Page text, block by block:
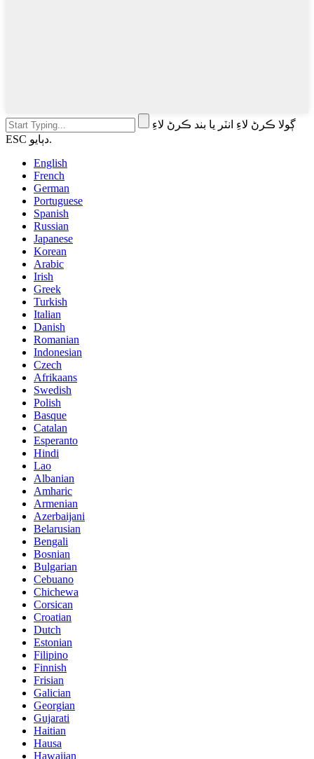
ڳولا ڪرڻ لاءِ انٽر يا بند ڪرڻ لاءِ
ESC دٻايو.
English
French
German
Portuguese
Spanish
Russian
Japanese
Korean
Arabic
Irish
Greek
Turkish
Italian
Danish
Romanian
Indonesian
Czech
Afrikaans
Swedish
Polish
Basque
Catalan
Esperanto
Hindi
Lao
Albanian
Amharic
Armenian
Azerbaijani
Belarusian
Bengali
Bosnian
Bulgarian
Cebuano
Chichewa
Corsican
Croatian
Dutch
Estonian
Filipino
Finnish
Frisian
Galician
Georgian
Gujarati
Haitian
Hausa
Hawaiian